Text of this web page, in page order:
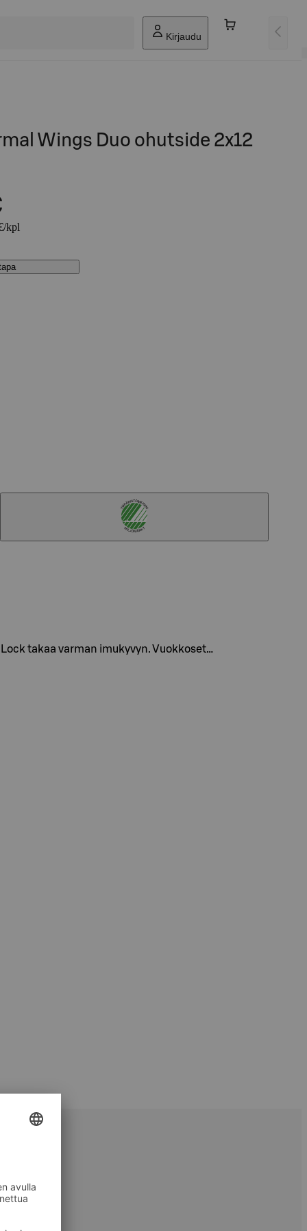
Kirjaudu
Wings Duo ohutside 2x12
kpl
takaa varman imukyvyn. Vuokkoset…